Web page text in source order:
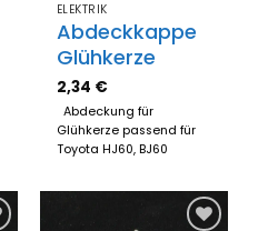
ELEKTRIK
Abdeckkappe
Glühkerze
2,34 €
Abdeckung für
Glühkerze passend für
Toyota HJ60, BJ60